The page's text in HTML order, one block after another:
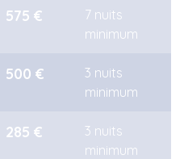
575 €
7 nuits
minimum
500 €
3 nuits
minimum
285 €
3 nuits
minimum